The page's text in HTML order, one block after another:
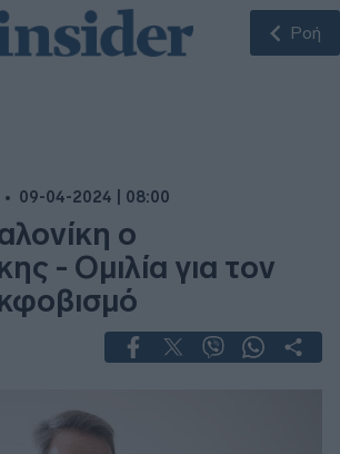
Ροή
09-04-2024 | 08:00
ο
- Ομιλία για τον